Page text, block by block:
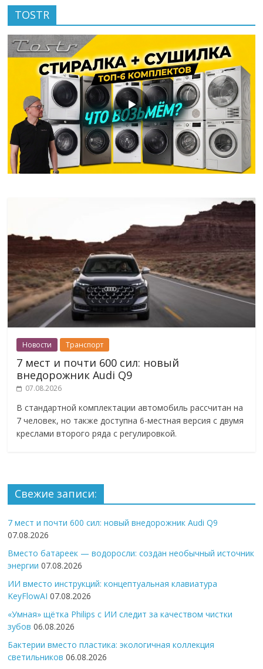
TOSTR
Новости Транспорт
7 мест и почти 600 сил: новый
внедорожник Audi Q9
07.08.2026
В стандартной комплектации автомобиль рассчитан на
7 человек, но также доступна 6-местная версия с двумя
креслами второго ряда с регулировкой.
Свежие записи:
7 мест и почти 600 сил: новый внедорожник Audi Q9
07.08.2026
Вместо батареек — водоросли: создан необычный источник
энергии 07.08.2026
ИИ вместо инструкций: концептуальная клавиатура
KeyFlowAI 07.08.2026
«Умная» щётка Philips с ИИ следит за качеством чистки
зубов 06.08.2026
Бактерии вместо пластика: экологичная коллекция
светильников 06.08.2026